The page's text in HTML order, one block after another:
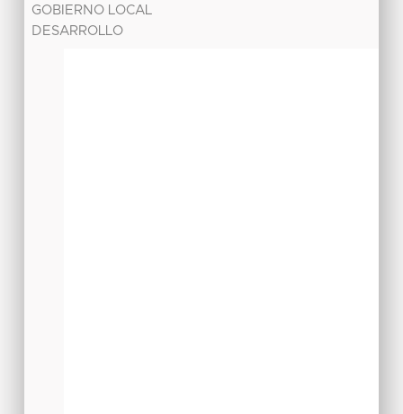
GOBIERNO LOCAL
DESARROLLO